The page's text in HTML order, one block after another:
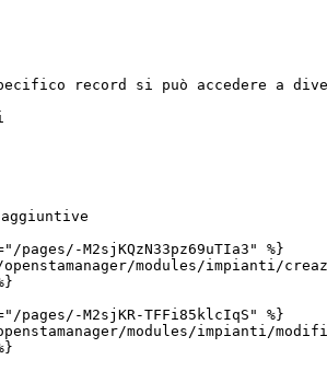
record si può accedere a
M2sjKQzN33pz69uTIa3" %}
modules/impianti/
M2sjKR-TFFi85klcIqS" %}
modules/impianti/